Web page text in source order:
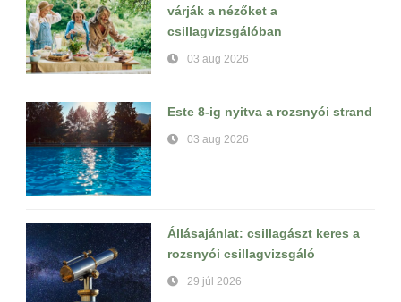
várják a nézőket a
csillagvizsgálóban
03 aug 2026
Este 8-ig nyitva a rozsnyói strand
03 aug 2026
Állásajánlat: csillagászt keres a
rozsnyói csillagvizsgáló
29 júl 2026